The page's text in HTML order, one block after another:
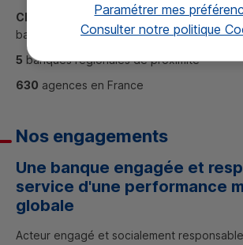
CIC
, holding et banque de tête de réseau
banque régionale en Île-de-France
5 banques régionales de proximité
630 agences en France
Nos engagements
Une banque engagée et
service d'une performance
globale
Acteur engagé et socialement
Paramétrer mes
Consulter notre politique